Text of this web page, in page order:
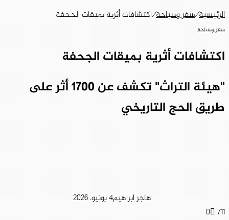
الرئيسية/سفر وسياحة/اكتشافات أثرية بميقات الجحفة
سفر وسياحة
اكتشافات أثرية بميقات الجحفة
"هيئة التراث" تكشف عن 1700 أثر على
طريق الحج التاريخي
هاجر ابراهيم4 يونيو، 2026
0 711